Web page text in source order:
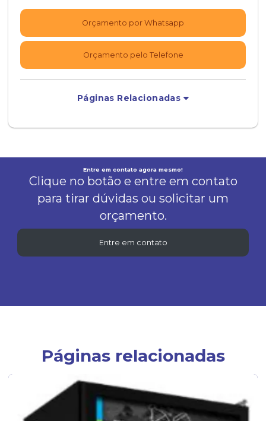
Orçamento por Whatsapp
Orçamento pelo Telefone
Páginas Relacionadas
Entre em contato agora mesmo!
Clique no botão e entre em contato
para tirar dúvidas ou solicitar um
orçamento.
Entre em contato
Páginas relacionadas